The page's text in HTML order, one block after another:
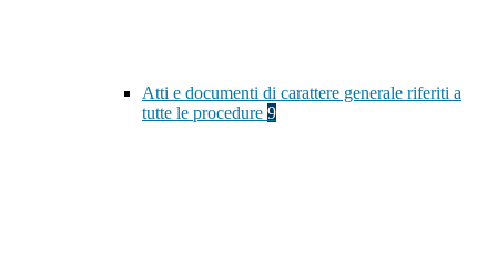
Atti e documenti di carattere generale riferiti a
tutte le procedure 9